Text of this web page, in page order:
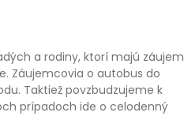
a rodiny, ktorí majú záujem
Záujemcovia o autobus do
Taktiež povzbudzujeme k
prípadoch ide o celodenný